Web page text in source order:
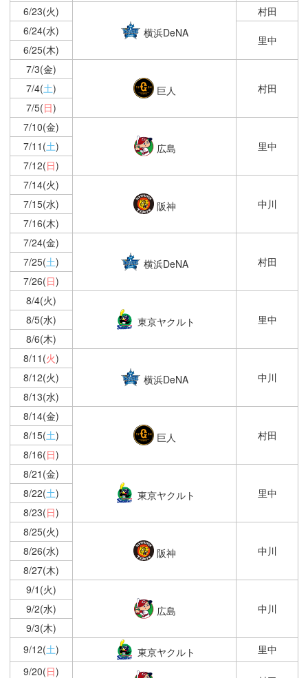
6/23(火)
横浜DeNA
村田
6/24(水)
里中
6/25(木)
7/3(金)
巨人
村田
7/4(土)
7/5(日)
7/10(金)
広島
里中
7/11(土)
7/12(日)
7/14(火)
阪神
中川
7/15(水)
7/16(木)
7/24(金)
横浜DeNA
村田
7/25(土)
7/26(日)
8/4(火)
東京ヤクルト
里中
8/5(水)
8/6(木)
8/11(火)
横浜DeNA
中川
8/12(火)
8/13(水)
8/14(金)
巨人
村田
8/15(土)
8/16(日)
8/21(金)
東京ヤクルト
里中
8/22(土)
8/23(日)
8/25(火)
阪神
中川
8/26(水)
8/27(木)
9/1(火)
広島
中川
9/2(水)
9/3(木)
9/12(土) 東京ヤクルト
里中
9/20(日)